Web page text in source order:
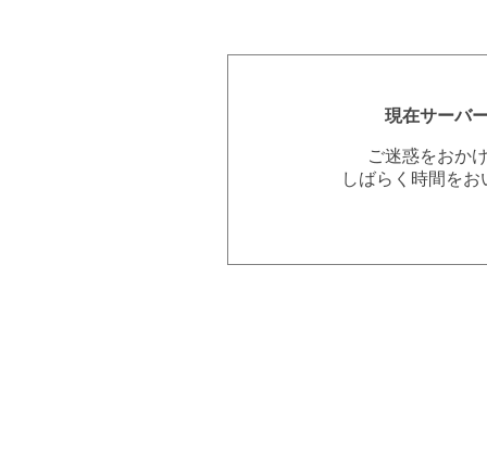
現在サーバ
ご迷惑をおか
しばらく時間を